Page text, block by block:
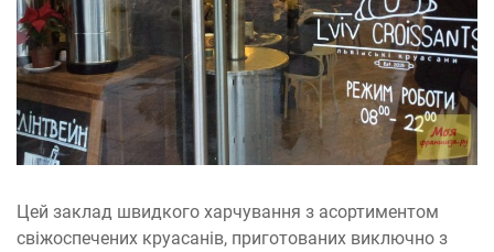
Цей заклад швидкого харчування з асортиментом
свіжоспечених круасанів, приготованих виключно з